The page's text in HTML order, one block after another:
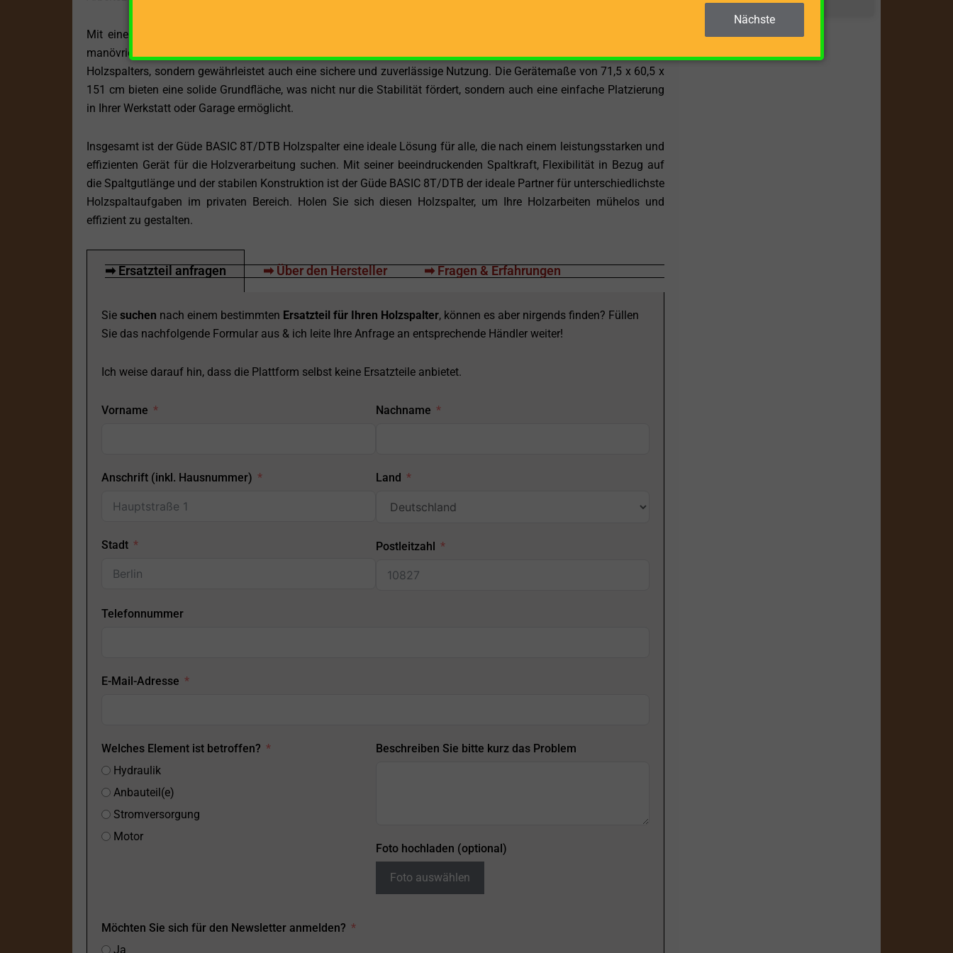
Mit einem Gewicht von 119 kg präsentiert sich der Güde BASIC 8T/DTB als stabil gebautes und dennoch gut
manövrierbares Gerät. Diese Kombination aus Gewicht und Mobilität erleichtert nicht nur den Transport des
Holzspalters, sondern gewährleistet auch eine sichere und zuverlässige Nutzung. Die Gerätemaße von 71,5 x 60,5 x
151 cm bieten eine solide Grundfläche, was nicht nur die Stabilität fördert, sondern auch eine einfache Platzierung
in Ihrer Werkstatt oder Garage ermöglicht.
Insgesamt ist der Güde BASIC 8T/DTB Holzspalter eine ideale Lösung für alle, die nach einem leistungsstarken und
effizienten Gerät für die Holzverarbeitung suchen. Mit seiner beeindruckenden Spaltkraft, Flexibilität in Bezug auf
die Spaltgutlänge und der stabilen Konstruktion ist der Güde BASIC 8T/DTB der ideale Partner für unterschiedlichste
Holzspaltaufgaben im privaten Bereich. Holen Sie sich diesen Holzspalter, um Ihre Holzarbeiten mühelos und
effizient zu gestalten.
➡ Ersatzteil anfragen ➡ Über den Hersteller ➡ Fragen & Erfahrungen
Sie suchen nach einem bestimmten Ersatzteil für Ihren Holzspalter, können es aber nirgends finden? Füllen
Sie das nachfolgende Formular aus & ich leite Ihre Anfrage an entsprechende Händler weiter!
Ich weise darauf hin, dass die Plattform selbst keine Ersatzteile anbietet.
Vorname Nachname
Anschrift (inkl. Hausnummer)
Stadt
Land
Postleitzahl
Telefonnummer
E-Mail-Adresse
Welches Element ist betroffen?
Hydraulik
Anbauteil(e)
Stromversorgung
Motor
Beschreiben Sie bitte kurz das Problem
Foto hochladen (optional)
Foto auswählen
Möchten Sie sich für den Newsletter anmelden?
Ja
Nächste